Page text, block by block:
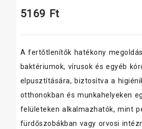
5169 Ft
A fertőtlenítők hatékony
baktériumok, vírusok és egyéb
elpusztítására, biztosítva a
otthonokban és munkahelyeken
felületeken alkalmazhatók, mint
fürdőszobákban vagy orvosi